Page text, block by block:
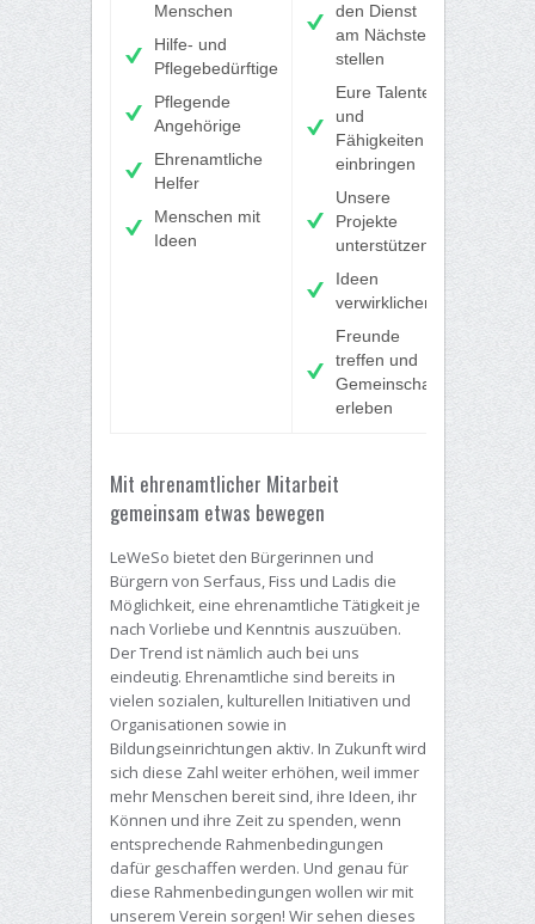
Menschen
Hilfe- und
Pflegebedürftige
Pflegende
Angehörige
Ehrenamtliche
Helfer
Menschen mit
Ideen
den Dienst
am Nächsten
stellen
Eure Talente
und
Fähigkeiten
einbringen
Unsere
Projekte
unterstützen
Ideen
verwirklichen
Freunde
treffen und
Gemeinschaft
erleben
Mit ehrenamtlicher Mitarbeit
gemeinsam etwas bewegen
LeWeSo bietet den Bürgerinnen und
Bürgern von Serfaus, Fiss und Ladis die
Möglichkeit, eine ehrenamtliche Tätigkeit je
nach Vorliebe und Kenntnis auszuüben.
Der Trend ist nämlich auch bei uns
eindeutig. Ehrenamtliche sind bereits in
vielen sozialen, kulturellen Initiativen und
Organisationen sowie in
Bildungseinrichtungen aktiv. In Zukunft wird
sich diese Zahl weiter erhöhen, weil immer
mehr Menschen bereit sind, ihre Ideen, ihr
Können und ihre Zeit zu spenden, wenn
entsprechende Rahmenbedingungen
dafür geschaffen werden. Und genau für
diese Rahmenbedingungen wollen wir mit
unserem Verein sorgen! Wir sehen dieses